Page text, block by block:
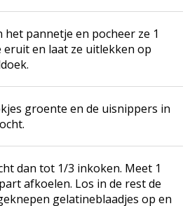
het pannetje en pocheer ze 1
eruit en laat ze uitlekken op
groente en de uisnippers in
dan tot 1/3 inkoken. Meet 1
afkoelen. Los in de rest de
gelatineblaadjes op en